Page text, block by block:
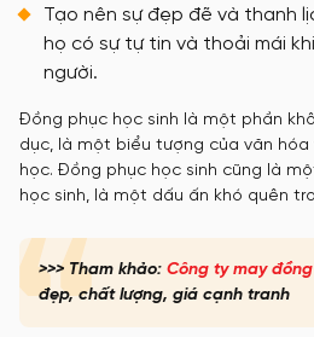
Tạo nên sự đẹp đẽ và thanh
họ có sự tự tin và thoải mái
người.
Đồng phục học sinh là một phần
dục, là một biểu tượng của văn
học. Đồng phục học sinh cũng là
học sinh, là một dấu ấn khó quên
>>> Tham khảo: Công ty may
đẹp, chất lượng, giá cạnh tranh